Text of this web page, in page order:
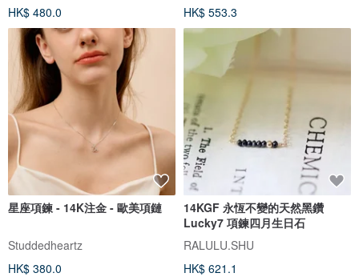
HK$ 480.0
HK$ 553.3
星座項鍊 - 14K注金 - 歐美項鏈
Studdedheartz
HK$ 380.0
14KGF 永恆不變的天然黑鑽
Lucky7 項鍊四月生日石
RALULU.SHU
HK$ 621.1